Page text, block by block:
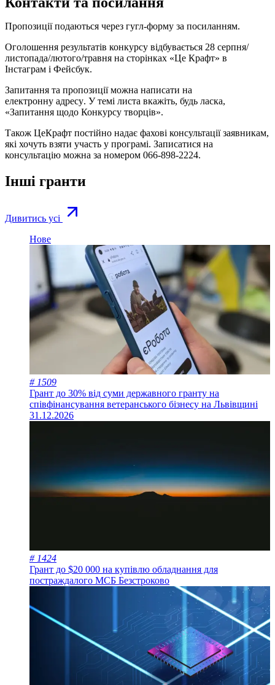
Пропозиції подаються через гугл-форму за посиланням.
Оголошення результатів конкурсу відбувається 28 серпня/
листопада/лютого/травня на сторінках «Це Крафт» в
Інстаграм і Фейсбук.
Запитання та пропозиції можна написати на
електронну адресу. У темі листа вкажіть, будь ласка,
«Запитання щодо Конкурсу творців».
Також ЦеКрафт постійно надає фахові консультації заявникам,
які хочуть взяти участь у програмі. Записатися на
консультацію можна за номером 066-898-2224.
Інші гранти
Дивитись усі
Нове
# 1509
Грант до 30% від суми державного гранту на
співфінансування ветеранського бізнесу на Львівщині
31.12.2026
# 1424
Грант до $20 000 на купівлю обладнання для
постраждалого МСБ Безстроково